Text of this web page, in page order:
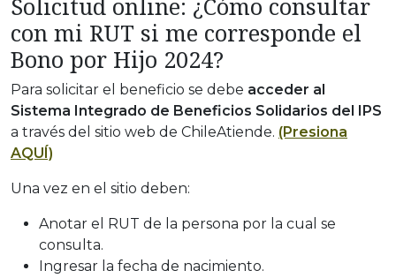
Solicitud online: ¿Cómo consultar
con mi RUT si me corresponde el
Bono por Hijo 2024?
Para solicitar el beneficio se debe acceder al
Sistema Integrado de Beneficios Solidarios del IPS
a través del sitio web de ChileAtiende. (Presiona
AQUÍ)
Una vez en el sitio deben:
Anotar el RUT de la persona por la cual se
consulta.
Ingresar la fecha de nacimiento.